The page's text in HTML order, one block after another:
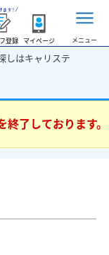
登録 マイページ メニュー
しはキャリステ
了しております。